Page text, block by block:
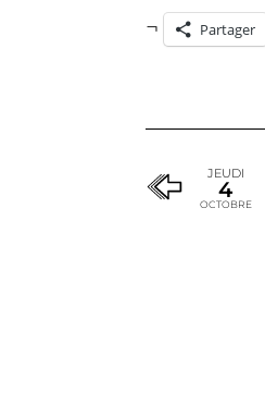
Partager
JEUDI
4
OCTOBRE